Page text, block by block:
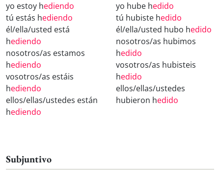
yo estoy hediendo
tú estás hediendo
él/ella/usted está
hediendo
nosotros/as estamos
hediendo
vosotros/as estáis
hediendo
ellos/ellas/ustedes están
hediendo
yo hube hedido
tú hubiste hedido
él/ella/usted hubo hedido
nosotros/as hubimos
hedido
vosotros/as hubisteis
hedido
ellos/ellas/ustedes
hubieron hedido
Subjuntivo